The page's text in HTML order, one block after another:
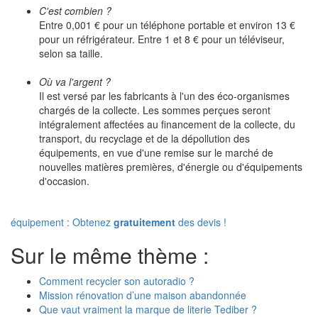
C'est combien ?
Entre 0,001 € pour un téléphone portable et environ 13 €
pour un réfrigérateur. Entre 1 et 8 € pour un téléviseur,
selon sa taille.
Où va l'argent ?
Il est versé par les fabricants à l'un des éco-organismes
chargés de la collecte. Les sommes perçues seront
intégralement affectées au financement de la collecte, du
transport, du recyclage et de la dépollution des
équipements, en vue d'une remise sur le marché de
nouvelles matières premières, d'énergie ou d'équipements
d'occasion.
équipement : Obtenez gratuitement des devis !
Sur le même thème :
Comment recycler son autoradio ?
Mission rénovation d’une maison abandonnée
Que vaut vraiment la marque de literie Tediber ?